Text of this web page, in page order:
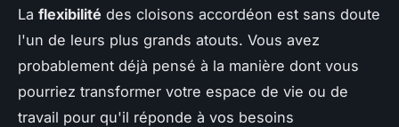
La flexibilité des cloisons accordéon est sans doute
l'un de leurs plus grands atouts. Vous avez
probablement déjà pensé à la manière dont vous
pourriez transformer votre espace de vie ou de
travail pour qu'il réponde à vos besoins